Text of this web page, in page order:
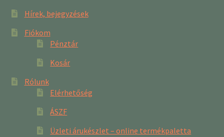
Hírek, bejegyzések
Fiókom
Pénztár
Kosár
Rólunk
Elérhetőség
ÁSZF
Üzleti árukészlet – online termékpaletta